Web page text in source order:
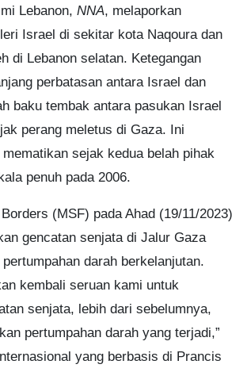
Lebanon, NNA, melaporkan
Israel di sekitar kota Naqoura dan
di Lebanon selatan. Ketegangan
perbatasan antara Israel dan
baku tembak antara pasukan Israel
perang meletus di Gaza. Ini
sejak kedua belah pihak
penuh pada 2006.
(MSF) pada Ahad (19/11/2023)
gencatan senjata di Jalur Gaza
darah berkelanjutan.
kembali seruan kami untuk
senjata, lebih dari sebelumnya,
pertumpahan darah yang terjadi,”
yang berbasis di Prancis